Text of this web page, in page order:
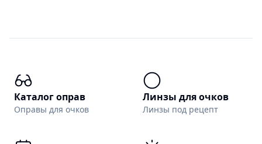
Каталог оправ
Оправы для очков
Линзы для очков
Линзы под рецепт